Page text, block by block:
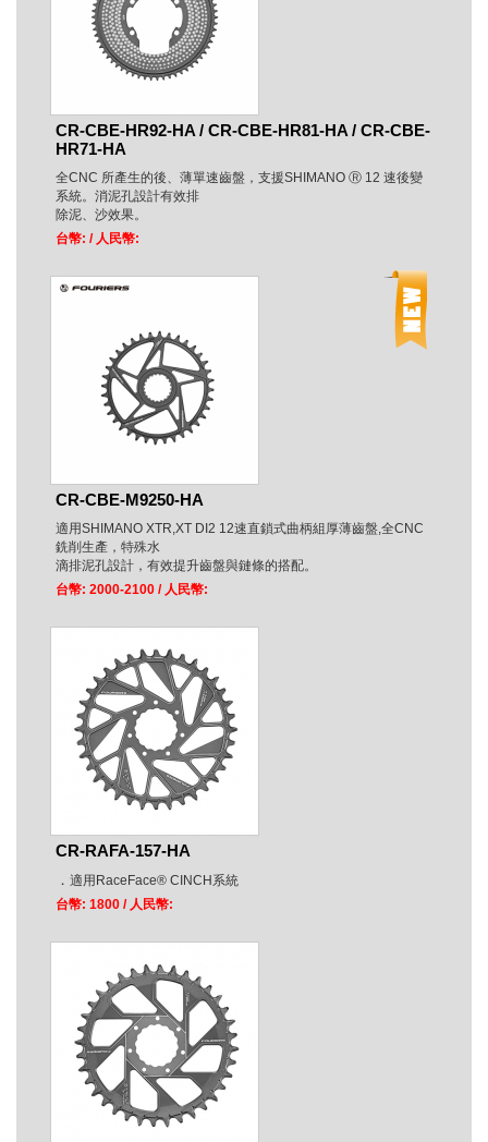
CR-CBE-HR92-HA / CR-CBE-HR81-HA / CR-CBE-
HR71-HA
全CNC 所產生的後、薄單速齒盤，支援SHIMANO Ⓡ 12 速後變
系統。消泥孔設計有效排
除泥、沙效果。
台幣: / 人民幣:
CR-CBE-M9250-HA
適用SHIMANO XTR,XT DI2 12速直鎖式曲柄組厚薄齒盤,全CNC
銑削生產，特殊水
滴排泥孔設計，有效提升齒盤與鏈條的搭配。
台幣: 2000-2100 / 人民幣:
CR-RAFA-157-HA
． 適用RaceFace® CINCH系統
台幣: 1800 / 人民幣: